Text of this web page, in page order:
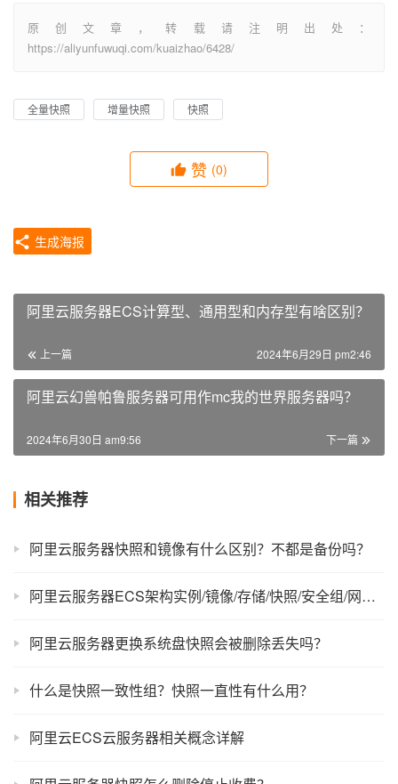
原创文章，转载请注明出处：
https://aliyunfuwuqi.com/kuaizhao/6428/
全量快照 增量快照 快照
赞 (0)
生成海报
阿里云服务器ECS计算型、通用型和内存型有啥区别？
上一篇 2024年6月29日 pm2:46
阿里云幻兽帕鲁服务器可用作mc我的世界服务器吗？
下一篇
2024年6月30日 am9:56
相关推荐
阿里云服务器快照和镜像有什么区别？不都是备份吗？
阿里云服务器ECS架构实例/镜像/存储/快照/安全组/网络组件
阿里云服务器更换系统盘快照会被删除丢失吗？
什么是快照一致性组？快照一直性有什么用？
阿里云ECS云服务器相关概念详解